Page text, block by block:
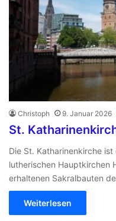
Christoph 9. Januar 2026
St.
Die St. Katharinenkirche
lutherischen Hauptkirchen
erhaltenen Sakralbauten
Weiterlesen